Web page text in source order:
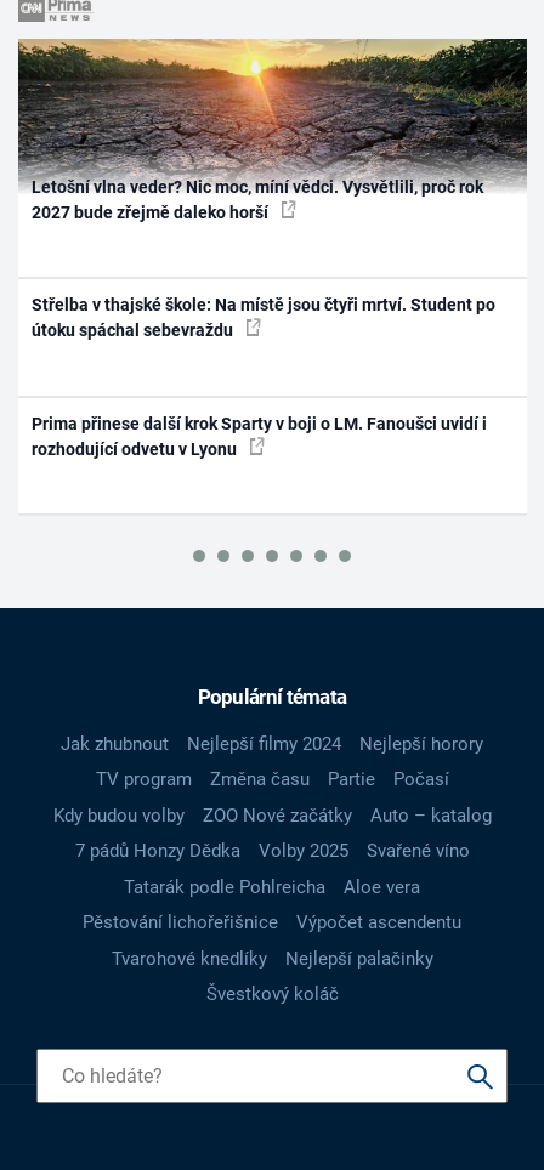
Letošní vlna veder? Nic moc, míní vědci. Vysvětlili, proč rok
2027 bude zřejmě daleko horší
Střelba v thajské škole: Na místě jsou čtyři mrtví. Student po
útoku spáchal sebevraždu
Prima přinese další krok Sparty v boji o LM. Fanoušci uvidí i
rozhodující odvetu v Lyonu
Populární témata
Jak zhubnout Nejlepší filmy 2024
Nejlepší horory
TV program
Změna času Partie
Počasí
Kdy budou volby
ZOO Nové začátky
Auto – katalog
7 pádů Honzy Dědka
Volby 2025
Svařené víno
Tatarák podle Pohlreicha
Aloe vera
Pěstování lichořeřišnice
Výpočet ascendentu
Tvarohové knedlíky
Nejlepší palačinky
Švestkový koláč